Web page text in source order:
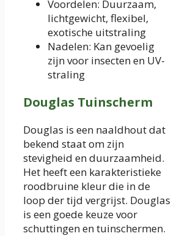
Voordelen: Duurzaam,
lichtgewicht, flexibel,
exotische uitstraling
Nadelen: Kan gevoelig
zijn voor insecten en UV-
straling
Douglas Tuinscherm
Douglas is een naaldhout dat
bekend staat om zijn
stevigheid en duurzaamheid.
Het heeft een karakteristieke
roodbruine kleur die in de
loop der tijd vergrijst. Douglas
is een goede keuze voor
schuttingen en tuinschermen.